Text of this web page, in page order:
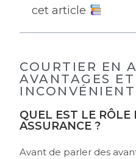
cet article
COURTIER EN
AVANTAGES ET
QUEL EST LE RÔLE
ASSURANCE ?
Avant de parler des